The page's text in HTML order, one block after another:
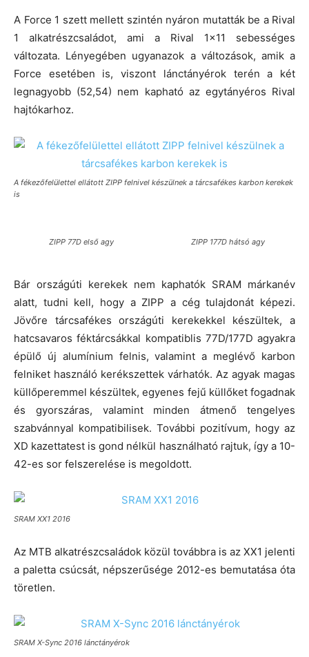
A Force 1 szett mellett szintén nyáron mutatták be a Rival
1 alkatrészcsaládot, ami a Rival 1×11 sebességes
változata. Lényegében ugyanazok a változások, amik a
Force esetében is, viszont lánctányérok terén a két
legnagyobb (52,54) nem kapható az egytányéros Rival
hajtókarhoz.
A fékezőfelülettel ellátott ZIPP felnivel készülnek a tárcsafékes karbon kerekek
is
ZIPP 77D első agy ZIPP 177D hátsó agy
Bár országúti kerekek nem kaphatók SRAM márkanév
alatt, tudni kell, hogy a ZIPP a cég tulajdonát képezi.
Jövőre tárcsafékes országúti kerekekkel készültek, a
hatcsavaros féktárcsákkal kompatiblis 77D/177D agyakra
épülő új alumínium felnis, valamint a meglévő karbon
felniket használó kerékszettek várhatók. Az agyak magas
küllőperemmel készültek, egyenes fejű küllőket fogadnak
és gyorszáras, valamint minden átmenő tengelyes
szabvánnyal kompatibilisek. További pozitívum, hogy az
XD kazettatest is gond nélkül használható rajtuk, így a 10-
42-es sor felszerelése is megoldott.
SRAM XX1 2016
Az MTB alkatrészcsaládok közül továbbra is az XX1 jelenti
a paletta csúcsát, népszerűsége 2012-es bemutatása óta
töretlen.
SRAM X-Sync 2016 lánctányérok